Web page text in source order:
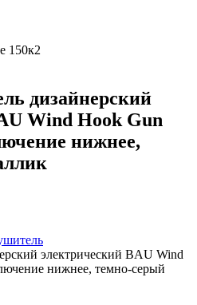
150к2
дизайнерский
Wind Hook Gun
нижнее,
электрический BAU Wind
нижнее, темно-серый